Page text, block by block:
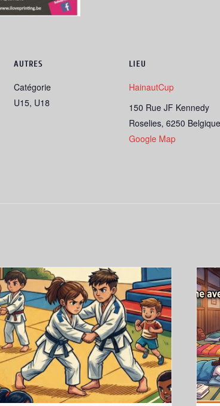
AUTRES
Catégorie
U15, U18
LIEU
HainautCup
150 Rue JF Kennedy
Roselies, 6250 Belgique
Google Map